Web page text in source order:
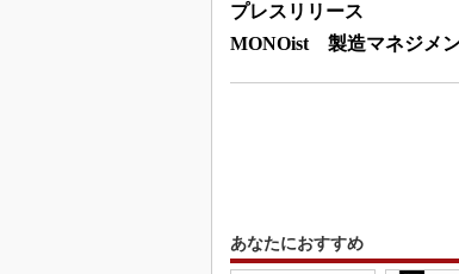
プレスリリース
MONOist 製造マネジメ
あなたにおすすめ